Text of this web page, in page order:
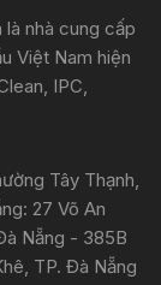
nhà cung cấp
Việt Nam hiện
IPC,
Tây Thạnh,
27 Võ An
Nẵng - 385B
TP. Đà Nẵng